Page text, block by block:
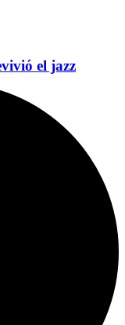
el jazz